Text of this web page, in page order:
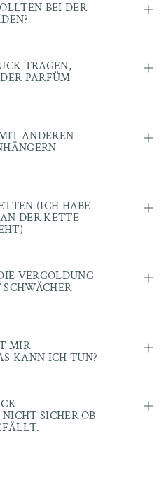
BEI DER
TRAGEN,
PARFÜM
ANDEREN
(ICH HABE
DER KETTE
VERGOLDUNG
MIR
KANN ICH TUN?
SICHER OB